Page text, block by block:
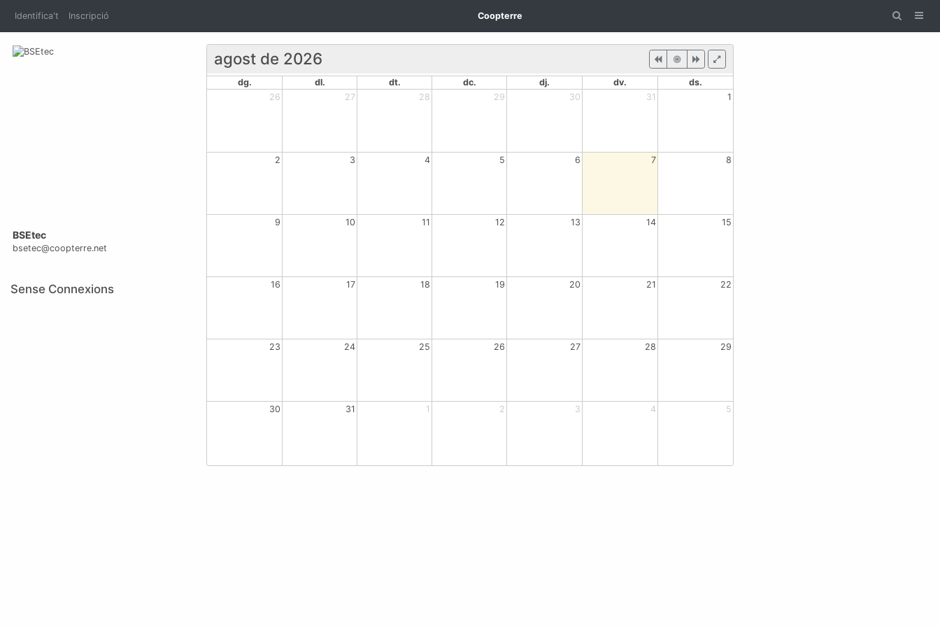
Identifica't Inscripció Coopterre
BSEtec
bsetec@coopterre.net
Sense Connexions
agost de 2026
dg. dl. dt. dc. dj. dv.
ds.
26
27 28 29 30 31 1
2 3 4 5 6 7 8
9 10 11 12 13 14 15
16 17 18 19 20 21 22
23 24 25 26 27 28 29
30 31 1 2 3 4 5